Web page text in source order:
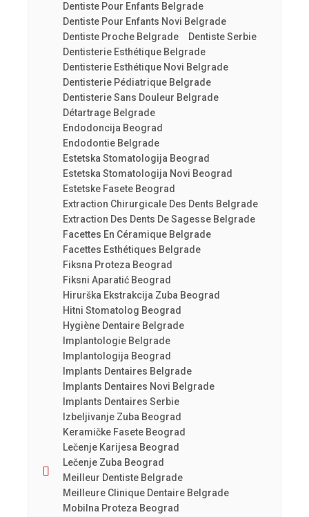
Dentiste Pour Enfants Belgrade
Dentiste Pour Enfants Novi Belgrade
Dentiste Proche Belgrade
Dentiste Serbie
Dentisterie Esthétique Belgrade
Dentisterie Esthétique Novi Belgrade
Dentisterie Pédiatrique Belgrade
Dentisterie Sans Douleur Belgrade
Détartrage Belgrade
Endodoncija Beograd
Endodontie Belgrade
Estetska Stomatologija Beograd
Estetska Stomatologija Novi Beograd
Estetske Fasete Beograd
Extraction Chirurgicale Des Dents Belgrade
Extraction Des Dents De Sagesse Belgrade
Facettes En Céramique Belgrade
Facettes Esthétiques Belgrade
Fiksna Proteza Beograd
Fiksni Aparatić Beograd
Hirurška Ekstrakcija Zuba Beograd
Hitni Stomatolog Beograd
Hygiène Dentaire Belgrade
Implantologie Belgrade
Implantologija Beograd
Implants Dentaires Belgrade
Implants Dentaires Novi Belgrade
Implants Dentaires Serbie
Izbeljivanje Zuba Beograd
Keramičke Fasete Beograd
Lečenje Karijesa Beograd
Lečenje Zuba Beograd
Meilleur Dentiste Belgrade
Meilleure Clinique Dentaire Belgrade
Mobilna Proteza Beograd